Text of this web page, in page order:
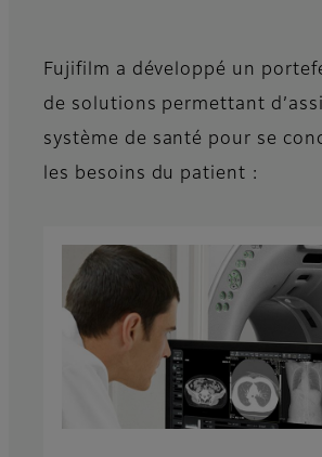
Fujifilm a développé un
de solutions permettant
système de santé pour se
les besoins du patient :